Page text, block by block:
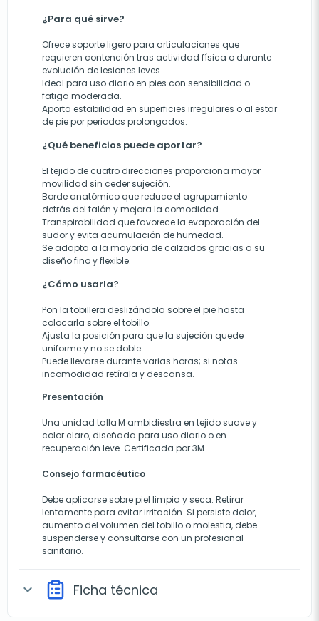
¿Para qué sirve?
Ofrece soporte ligero para articulaciones que
requieren contención tras actividad física o durante
evolución de lesiones leves.
Ideal para uso diario en pies con sensibilidad o
fatiga moderada.
Aporta estabilidad en superficies irregulares o al estar
de pie por periodos prolongados.
¿Qué beneficios puede aportar?
El tejido de cuatro direcciones proporciona mayor
movilidad sin ceder sujeción.
Borde anatómico que reduce el agrupamiento
detrás del talón y mejora la comodidad.
Transpirabilidad que favorece la evaporación del
sudor y evita acumulación de humedad.
Se adapta a la mayoría de calzados gracias a su
diseño fino y flexible.
¿Cómo usarla?
Pon la tobillera deslizándola sobre el pie hasta
colocarla sobre el tobillo.
Ajusta la posición para que la sujeción quede
uniforme y no se doble.
Puede llevarse durante varias horas; si notas
incomodidad retírala y descansa.
Presentación
Una unidad talla M ambidiestra en tejido suave y
color claro, diseñada para uso diario o en
recuperación leve. Certificada por 3M.
Consejo farmacéutico
Debe aplicarse sobre piel limpia y seca. Retirar
lentamente para evitar irritación. Si persiste dolor,
aumento del volumen del tobillo o molestia, debe
suspenderse y consultarse con un profesional
sanitario.
expand_more Ficha técnica